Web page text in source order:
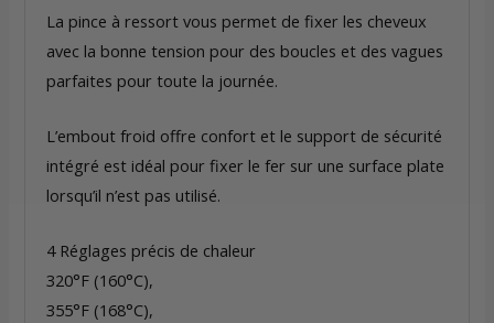
La pince à ressort vous permet de fixer les cheveux
avec la bonne tension pour des boucles et des vagues
parfaites pour toute la journée.
L’embout froid offre confort et le support de sécurité
intégré est idéal pour fixer le fer sur une surface plate
lorsqu’il n’est pas utilisé.
4 Réglages précis de chaleur
320°F (160°C),
355°F (168°C),